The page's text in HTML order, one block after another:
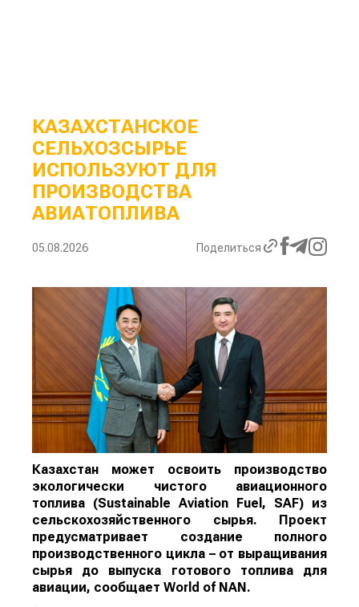
КАЗАХСТАНСКОЕ
СЕЛЬХОЗСЫРЬЕ
ИСПОЛЬЗУЮТ ДЛЯ
ПРОИЗВОДСТВА
АВИАТОПЛИВА
05.08.2026 Поделиться
Казахстан может освоить производство
экологически чистого авиационного
топлива (Sustainable Aviation Fuel, SAF) из
сельскохозяйственного сырья. Проект
предусматривает создание полного
производственного цикла – от выращивания
сырья до выпуска готового топлива для
авиации, сообщает World of NAN.